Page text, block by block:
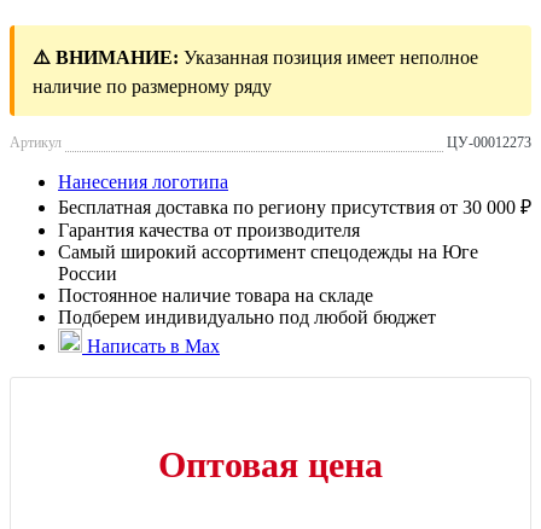
⚠️ ВНИМАНИЕ: Указанная позиция имеет неполное
наличие по размерному ряду
Артикул ЦУ-00012273
Нанесения логотипа
Бесплатная доставка по региону присутствия от 30 000 ₽
Гарантия качества от производителя
Самый широкий ассортимент спецодежды на Юге
России
Постоянное наличие товара на складе
Подберем индивидуально под любой бюджет
Написать в Max
Оптовая цена